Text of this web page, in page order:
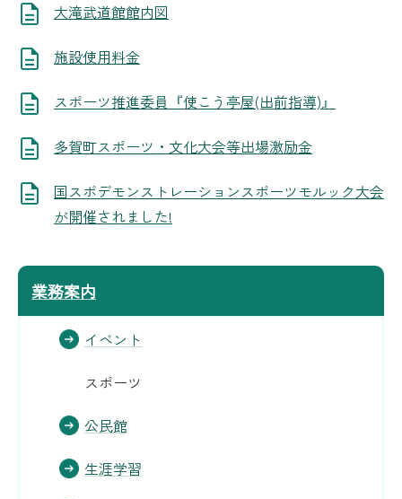
大滝武道館館内図
施設使用料金
スポーツ推進委員『使こう亭屋(出前指導)』
多賀町スポーツ・文化大会等出場激励金
国スポデモンストレーションスポーツモルック大会
が開催されました!
業務案内
イベント
スポーツ
公民館
生涯学習